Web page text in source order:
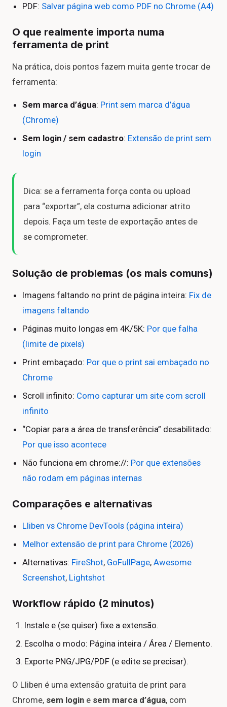
PDF: Salvar página web como PDF no Chrome (A4)
O que realmente importa numa
ferramenta de print
Na prática, dois pontos fazem muita gente trocar de
ferramenta:
Sem marca d’água: Print sem marca d’água
(Chrome)
Sem login / sem cadastro: Extensão de print sem
login
Dica: se a ferramenta força conta ou upload
para “exportar”, ela costuma adicionar atrito
depois. Faça um teste de exportação antes de
se comprometer.
Solução de problemas (os mais comuns)
Imagens faltando no print de página inteira: Fix de
imagens faltando
Páginas muito longas em 4K/5K: Por que falha
(limite de pixels)
Print embaçado: Por que o print sai embaçado no
Chrome
Scroll infinito: Como capturar um site com scroll
infinito
“Copiar para a área de transferência” desabilitado:
Por que isso acontece
Não funciona em chrome://: Por que extensões
não rodam em páginas internas
Comparações e alternativas
Lliben vs Chrome DevTools (página inteira)
Melhor extensão de print para Chrome (2026)
Alternativas: FireShot, GoFullPage,Awesome
Screenshot, Lightshot
Workflow rápido (2 minutos)
Instale e (se quiser) fixe a extensão.
Escolha o modo: Página inteira / Área / Elemento.
Exporte PNG/JPG/PDF (e edite se precisar).
O Lliben é uma extensão gratuita de print para
Chrome, sem login e sem marca d’água, com